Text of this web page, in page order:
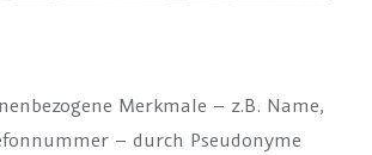
Merkmale – z.B. Name,
– durch Pseudonyme